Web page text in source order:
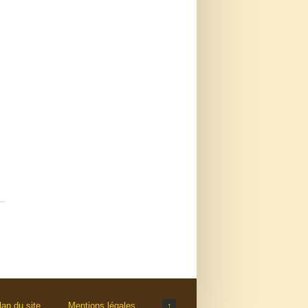
↑
du site Mentions légales